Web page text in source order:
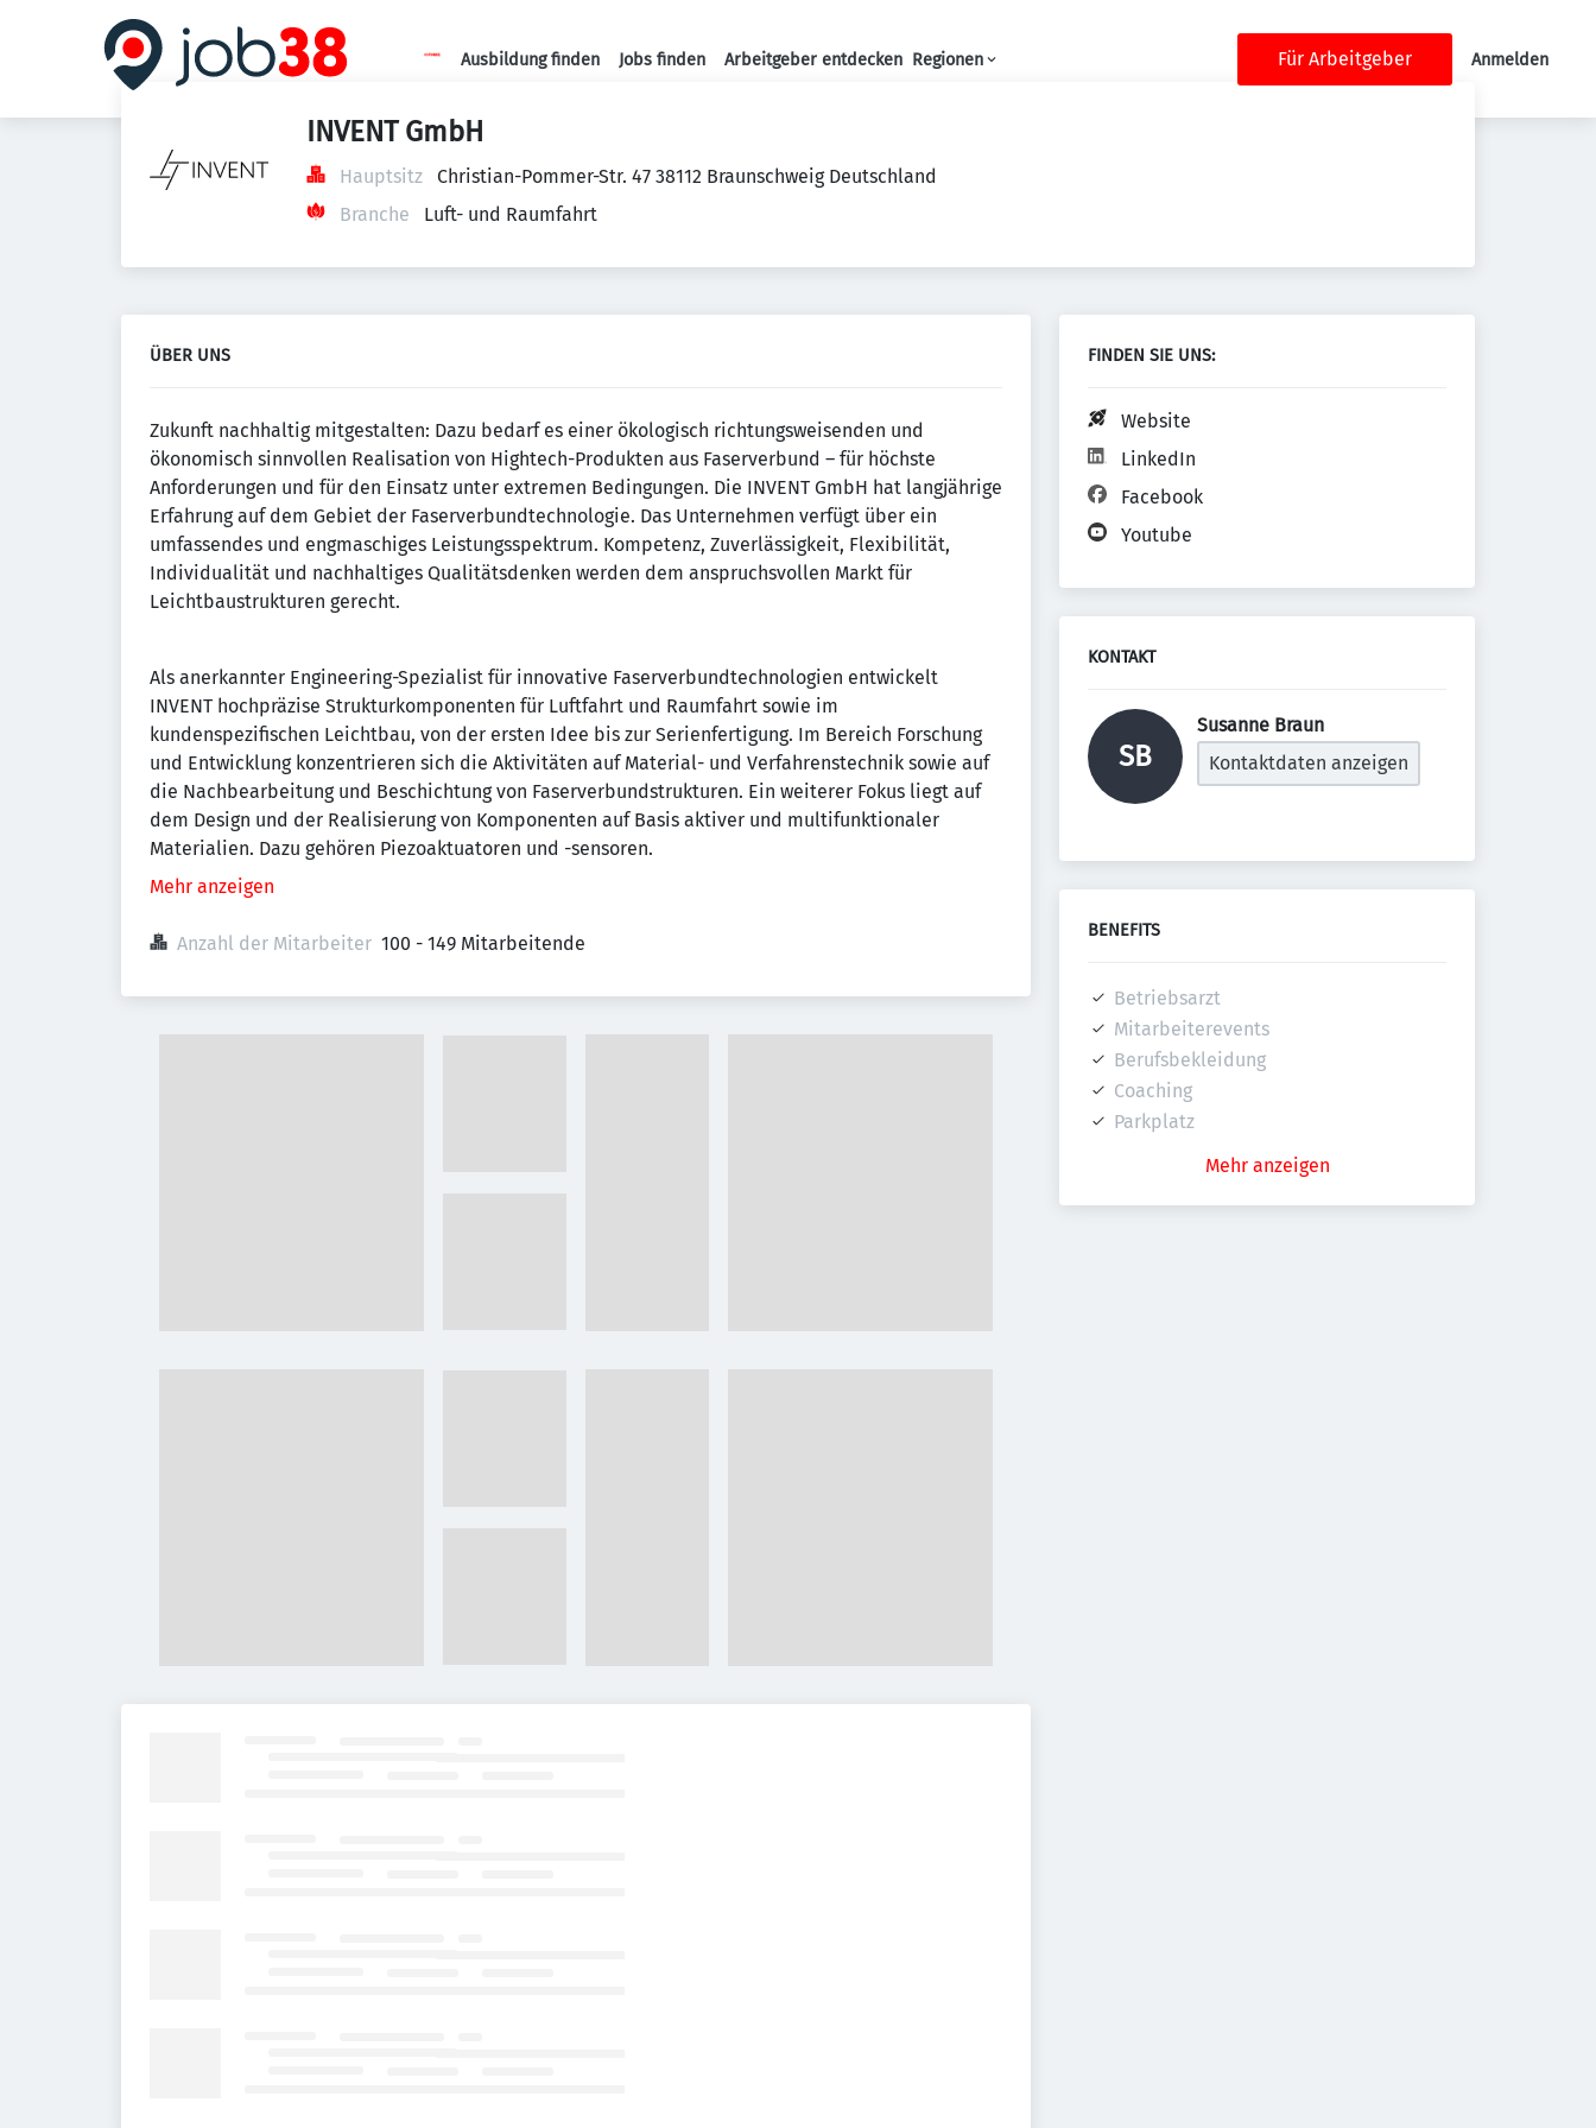
Haupt-Navigation
Ausbildung finden Jobs finden Arbeitgeber entdecken Regionen Für Arbeitgeber Anmelden
INVENT GmbH
Hauptsitz
Christian-Pommer-Str. 47 38112 Braunschweig Deutschland
Branche
Luft- und Raumfahrt
ÜBER UNS
Zukunft nachhaltig mitgestalten: Dazu bedarf es einer ökologisch richtungsweisenden und
ökonomisch sinnvollen Realisation von Hightech-Produkten aus Faserverbund – für höchste
Anforderungen und für den Einsatz unter extremen Bedingungen. Die INVENT GmbH hat langjährige
Erfahrung auf dem Gebiet der Faserverbundtechnologie. Das Unternehmen verfügt über ein
umfassendes und engmaschiges Leistungsspektrum. Kompetenz, Zuverlässigkeit, Flexibilität,
Individualität und nachhaltiges Qualitätsdenken werden dem anspruchsvollen Markt für
Leichtbaustrukturen gerecht.
Als anerkannter Engineering-Spezialist für innovative Faserverbundtechnologien entwickelt
INVENT hochpräzise Strukturkomponenten für Luftfahrt und Raumfahrt sowie im
kundenspezifischen Leichtbau, von der ersten Idee bis zur Serienfertigung. Im Bereich Forschung
und Entwicklung konzentrieren sich die Aktivitäten auf Material- und Verfahrenstechnik sowie auf
die Nachbearbeitung und Beschichtung von Faserverbundstrukturen. Ein weiterer Fokus liegt auf
dem Design und der Realisierung von Komponenten auf Basis aktiver und multifunktionaler
Materialien. Dazu gehören Piezoaktuatoren und -sensoren.
Mehr anzeigen
Anzahl der Mitarbeiter 100 - 149 Mitarbeitende
FINDEN SIE UNS:
Website
LinkedIn
Facebook
Youtube
KONTAKT
SB
Susanne Braun
Kontaktdaten anzeigen
BENEFITS
Betriebsarzt
Mitarbeiterevents
Berufsbekleidung
Coaching
Parkplatz
Mehr anzeigen